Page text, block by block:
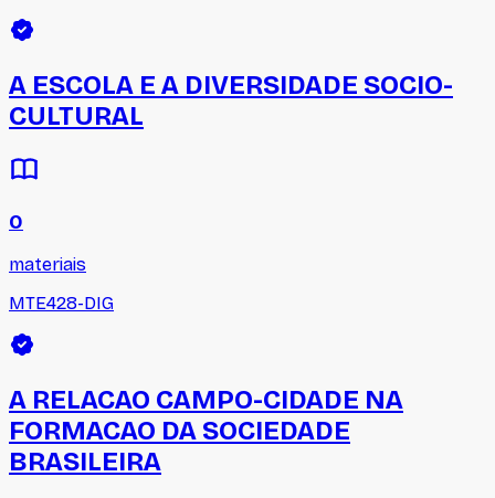
A ESCOLA E A DIVERSIDADE SOCIO-
CULTURAL
0
materiais
MTE428-DIG
A RELACAO CAMPO-CIDADE NA
FORMACAO DA SOCIEDADE
BRASILEIRA